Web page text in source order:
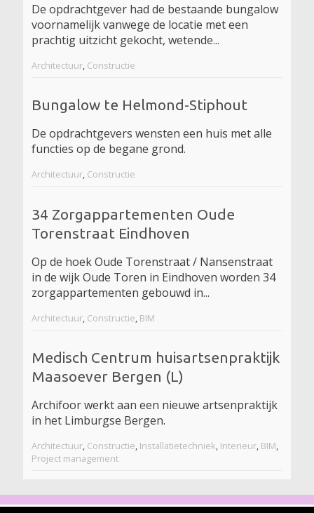
De opdrachtgever had de bestaande bungalow
voornamelijk vanwege de locatie met een
prachtig uitzicht gekocht, wetende...
Architectuur, Constructie
Bungalow te Helmond-Stiphout
De opdrachtgevers wensten een huis met alle
functies op de begane grond.
Architectuur, Constructie
34 Zorgappartementen Oude
Torenstraat Eindhoven
Op de hoek Oude Torenstraat / Nansenstraat
in de wijk Oude Toren in Eindhoven worden 34
zorgappartementen gebouwd in...
Architectuur, Constructie, BIM
Medisch Centrum huisartsenpraktijk
Maasoever Bergen (L)
Archifoor werkt aan een nieuwe artsenpraktijk
in het Limburgse Bergen.
Architectuur, Constructie, Installatietechniek, Interieur, BIM,
Project management